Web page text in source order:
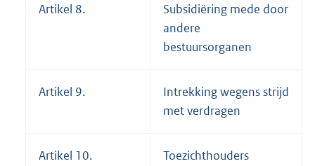
Artikel 8.
Subsidiëring mede door
andere
bestuursorganen
Artikel 9.
Intrekking wegens strijd
met verdragen
Artikel 10. Toezichthouders